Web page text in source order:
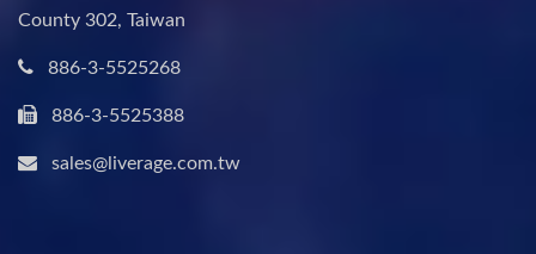
County 302, Taiwan
886-3-5525268
886-3-5525388
sales@liverage.com.tw